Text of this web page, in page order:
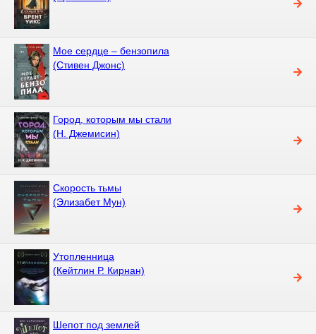
Мое сердце – бензопила
(Стивен Джонс)
Город, которым мы стали
(Н. Джемисин)
Скорость тьмы
(Элизабет Мун)
Утопленница
(Кейтлин Р. Кирнан)
Шепот под землей